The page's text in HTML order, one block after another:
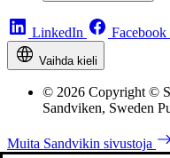
LinkedIn Facebook
Vaihda kieli
© 2026 Copyright ©
Sandviken, Sweden
Muita Sandvikin sivustoja